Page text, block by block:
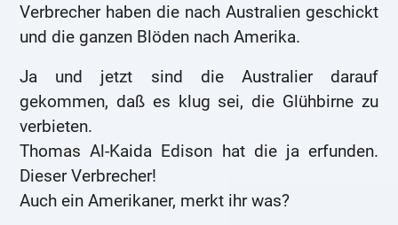
Verbrecher haben die nach Australien geschickt
und die ganzen Blöden nach Amerika.
Ja und jetzt sind die Australier darauf
gekommen, daß es klug sei, die Glühbirne zu
verbieten.
Thomas Al-Kaida Edison hat die ja erfunden.
Dieser Verbrecher!
Auch ein Amerikaner, merkt ihr was?